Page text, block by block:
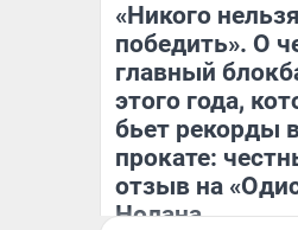
«Никого нельзя
победить». О
главный
этого года,
бьет рекорды
прокате:
отзыв на
Нолана